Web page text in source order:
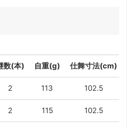
数(本) 自重(g) 仕舞寸法(cm)
2 113 102.5
2 115 102.5